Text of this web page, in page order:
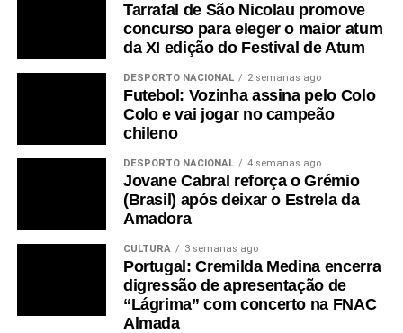
Tarrafal de São Nicolau promove
concurso para eleger o maior atum
da XI edição do Festival de Atum
DESPORTO NACIONAL 2 semanas ago
Futebol: Vozinha assina pelo Colo
Colo e vai jogar no campeão
chileno
DESPORTO NACIONAL 4 semanas ago
Jovane Cabral reforça o Grémio
(Brasil) após deixar o Estrela da
Amadora
CULTURA 3 semanas ago
Portugal: Cremilda Medina encerra
digressão de apresentação de
“Lágrima” com concerto na FNAC
Almada